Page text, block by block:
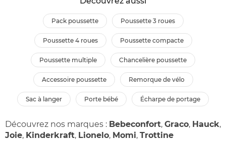
pack poussette poussette 3 roues
poussette 4 roues poussette compacte
poussette multiple chancelière poussette
accessoire poussette remorque de vélo
sac à langer porte bébé écharpe de portage
Découvrez nos marques : Bebeconfort, Graco, Hauck,
Joie, Kinderkraft, Lionelo, Momi, Trottine